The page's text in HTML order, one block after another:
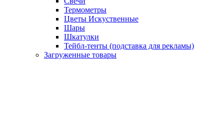
Термометры
Цветы Искуственные
Шары
Шкатулки
Тейбл-тенты (подставка для рекламы)
Загруженные товары